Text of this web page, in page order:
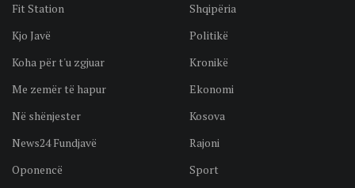
Fit Station
Kjo Javë
Koha për t'u zgjuar
Me zemër të hapur
Në shënjester
News24 Fundjavë
Oponencë
Shqipëria
Politikë
Kronikë
Ekonomi
Kosova
Rajoni
Sport